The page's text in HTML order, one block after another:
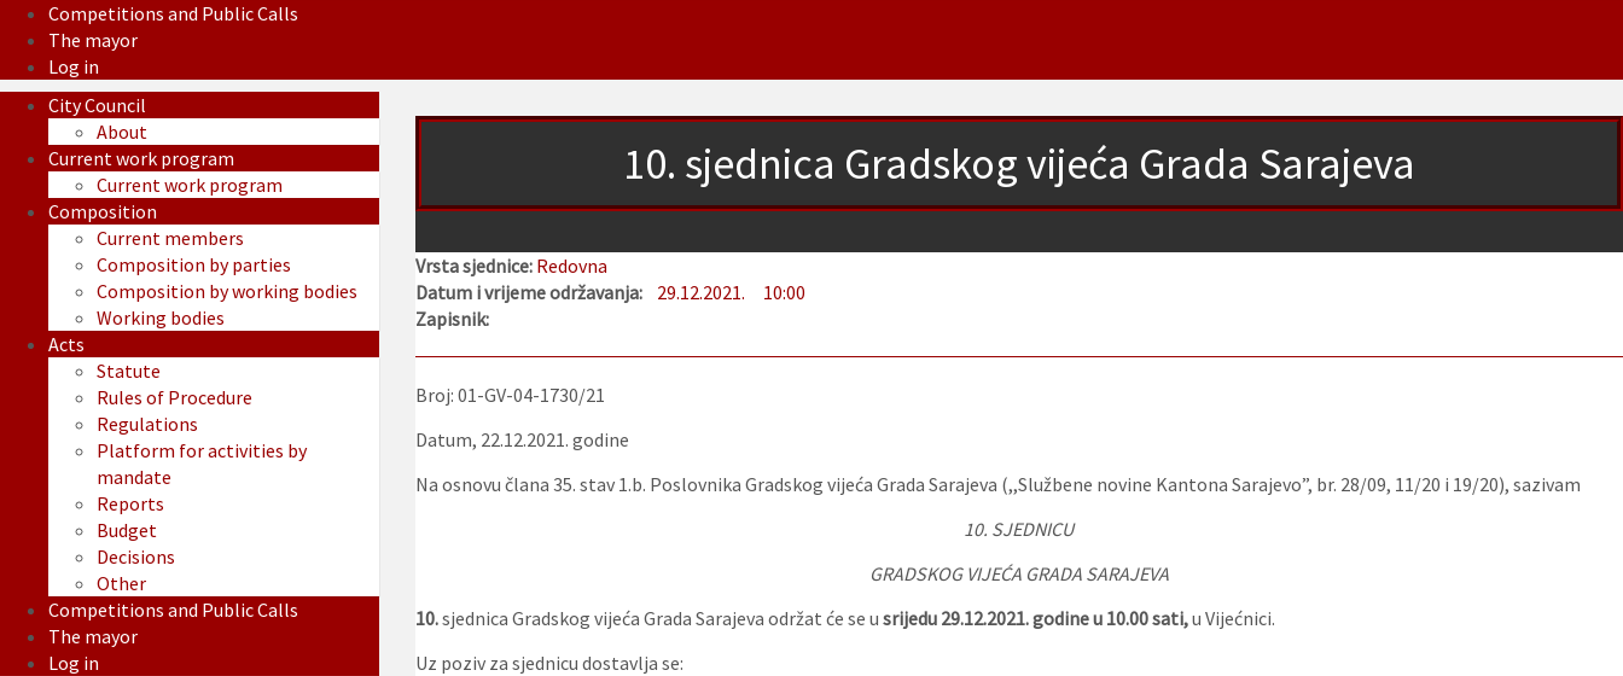
Competitions and Public Calls
The mayor
Log in
10. sjednica Gradskog vijeća Grada Sarajeva
Vrsta sjednice: Redovna
Datum i vrijeme održavanja:
29.12.2021.
10:00
Zapisnik:
Broj: 01-GV-04-1730/21
Datum, 22.12.2021. godine
Na osnovu člana 35. stav 1.b. Poslovnika Gradskog vijeća Grada Sarajeva (,,Službene novine Kantona Sarajevo”, br. 28/09, 11/20 i 19/20), sazivam
10. SJEDNICU
GRADSKOG VIJEĆA GRADA SARAJEVA
10.sjednica Gradskog vijeća Grada Sarajeva održat će se u srijedu 29.12.2021. godine u 10.00 sati,u Vijećnici.
Uz poziv za sjednicu dostavlja se:
City Council
About
Current work program
Current work program
Composition
Current members
Composition by parties
Composition by working bodies
Working bodies
Acts
Statute
Rules of Procedure
Regulations
Platform for activities by
mandate
Reports
Budget
Decisions
Other
Competitions and Public Calls
The mayor
Log in